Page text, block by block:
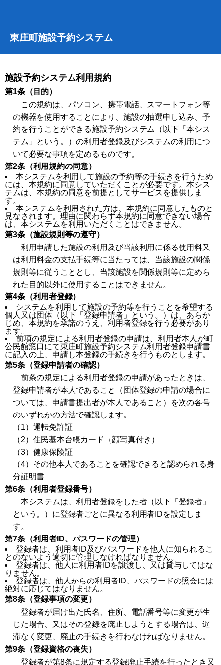
東庄町施設予約システム
施設予約システム利用規約
第1条（目的）
この規約は、パソコン、携帯電話、スマートフォン等
の機器を使用することにより、施設の抽選申し込み、予
約を行うことができる施設予約システム（以下「本シス
テム」という。）の利用者登録及びシステムの利用につ
いて必要な事項を定めるものです。
第2条（利用規約の同意）
本システムを利用して施設の予約等の手続きを行うため
には、本規約に同意していただくことが必要です。本シス
テムは、本規約の同意を前提としてサービスを提供しま
す。
本システムを利用された方は、本規約に同意したものと
見なされます。理由に関わらず本規約に同意できない場合
は、本システムを利用いただくことはできません。
第3条（施設規則等の遵守）
利用申請した施設の利用及び当該利用に係る使用料又
は利用料金の支払手続等に当たっては、当該施設の関係
規則等に従うこととし、当該施設を関係規則等に定めら
れた目的以外に使用することはできません。
第4条（利用者登録）
システムを利用して施設の予約等を行うことを希望する
個人又は団体（以下「登録申請者」という。）は、あらか
じめ、本規約を承諾のうえ、利用者登録を行う必要があり
ます。
前項の規定による利用者登録の申請は、利用者本人が町
公民館窓口にて東庄町施設予約システム利用者登録申請書
に記入の上、申請し本登録の手続きを行うものとします。
第5条（登録申請者の確認）
前条の規定による利用者登録の申請があったときは、
登録申請者が本人であること（団体登録の申請の場合に
ついては、申請書提出者が本人であること）を次の各号
のいずれかの方法で確認します。
（1）運転免許証
（2）住民基本台帳カード（顔写真付き）
（3）健康保険証
（4）その他本人であることを確認できると認められる身
分証明書
第6条（利用者登録番号）
本システムは、利用者登録をした者（以下「登録者」
という。）に登録者ごとに異なる利用者IDを設定しま
す。
第7条（利用者ID、パスワードの管理）
登録者は、利用者ID及びパスワードを他人に知られるこ
とのないよう適切に管理しなければなりません。
登録者は、他人に利用者IDを譲渡し、又は貸与してはな
りません。
登録者は、他人からの利用者ID、パスワードの照会には
絶対に応じてはなりません。
第8条（登録事項の変更）
登録者が届け出た氏名、住所、電話番号等に変更が生
じた場合、又はその登録を廃止しようとする場合は、遅
滞なく変更、廃止の手続きを行わなければなりません。
第9条（登録資格の喪失）
登録者が第8条に規定する登録廃止手続を行ったとき又